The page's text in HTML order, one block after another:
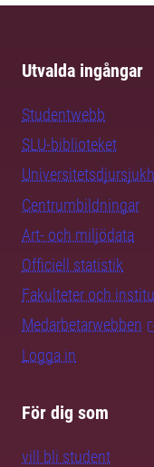
Utvalda ingångar
Studentwebb
SLU-biblioteket
Centrumbildningar
Art- och miljödata
Officiell statistik
Fakulteter och
Medarbetarwebben
Logga in
För dig som
vill bli student